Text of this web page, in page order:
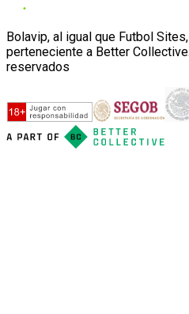
Bolavip, al igual que Futbol
perteneciente a Better
reservados